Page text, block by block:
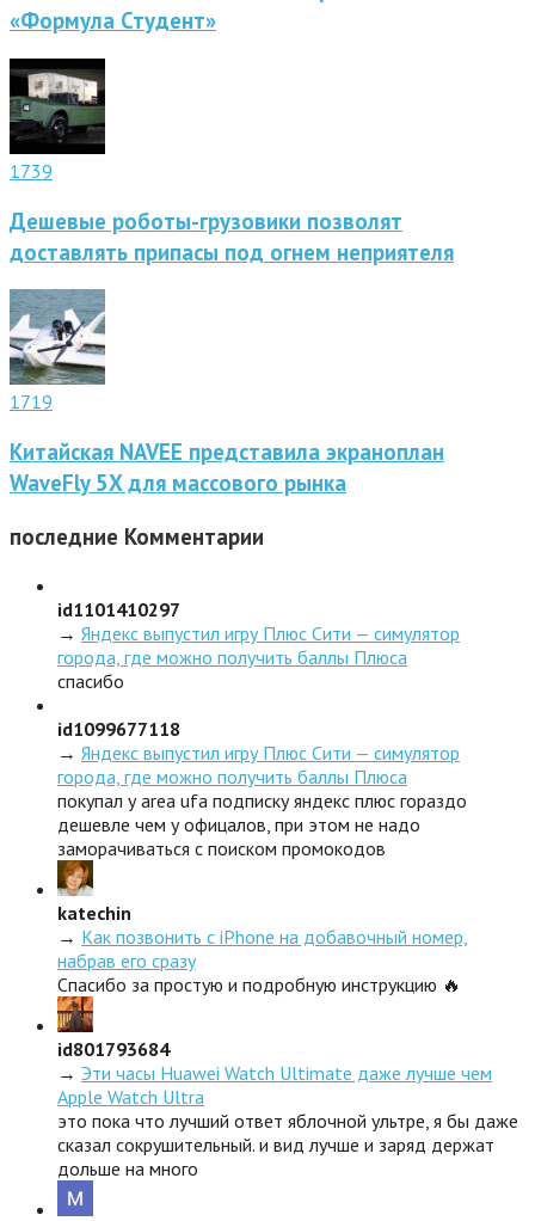
«Формула Студент»
1739
Дешевые роботы-грузовики позволят
доставлять припасы под огнем неприятеля
1719
Китайская NAVEE представила экраноплан
WaveFly 5X для массового рынка
последние Комментарии
id1101410297
→ Яндекс выпустил игру Плюс Сити — симулятор
города, где можно получить баллы Плюса
спасибо
id1099677118
→ Яндекс выпустил игру Плюс Сити — симулятор
города, где можно получить баллы Плюса
покупал у area ufa подписку яндекс плюс гораздо
дешевле чем у офицалов, при этом не надо
заморачиваться с поиском промокодов
katechin
→ Как позвонить с iPhone на добавочный номер,
набрав его сразу
Спасибо за простую и подробную инструкцию 🔥
id801793684
→ Эти часы Huawei Watch Ultimate даже лучше чем
Apple Watch Ultra
это пока что лучший ответ яблочной ультре, я бы даже
сказал сокрушительный. и вид лучше и заряд держат
дольше на много